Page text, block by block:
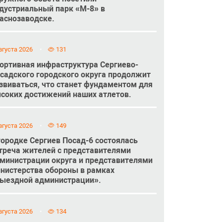
парк «М-8» в
2026 131
инфраструктура Сергиево-
городского округа продолжит
что станет фундаментом для
достижений наших атлетов.
2026 149
Сергиев Посад-6 состоялась
жителей с представителями
округа и представителями
обороны в рамках
администрации».
2026 134